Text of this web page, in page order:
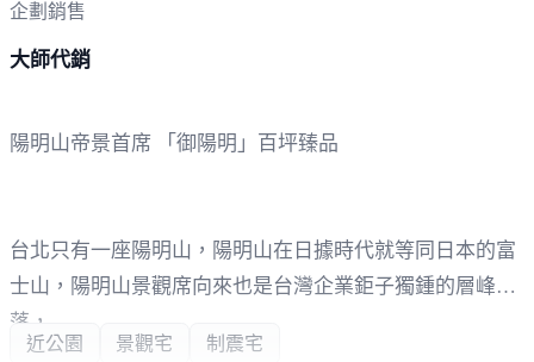
企劃銷售
大師代銷
陽明山帝景首席 「御陽明」百坪臻品
台北只有一座陽明山，陽明山在日據時代就等同日本的富
士山，陽明山景觀席向來也是台灣企業鉅子獨鍾的層峰聚
落，
近公園 景觀宅 制震宅